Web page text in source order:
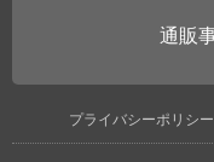
プライバシーポリシー